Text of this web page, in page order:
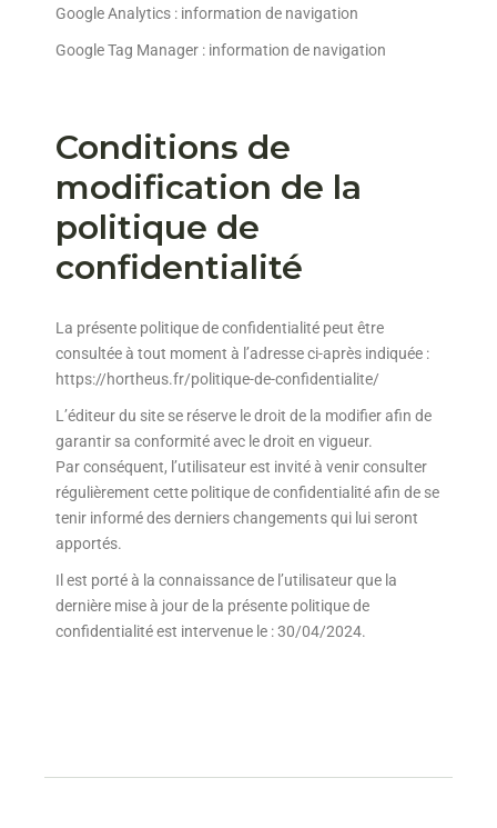
Google Analytics : information de navigation
Google Tag Manager : information de navigation
Conditions de
modification de la
politique de
confidentialité
La présente politique de confidentialité peut être
consultée à tout moment à l’adresse ci-après indiquée :
https://hortheus.fr/politique-de-confidentialite/
L’éditeur du site se réserve le droit de la modifier afin de
garantir sa conformité avec le droit en vigueur.
Par conséquent, l’utilisateur est invité à venir consulter
régulièrement cette politique de confidentialité afin de se
tenir informé des derniers changements qui lui seront
apportés.
Il est porté à la connaissance de l’utilisateur que la
dernière mise à jour de la présente politique de
confidentialité est intervenue le : 30/04/2024.